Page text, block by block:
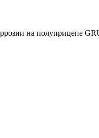
на полуприцепе